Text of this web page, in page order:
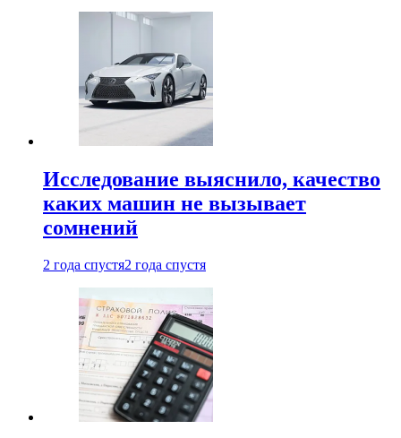
Исследование выяснило, качество
каких машин не вызывает
сомнений
2 года спустя2 года спустя